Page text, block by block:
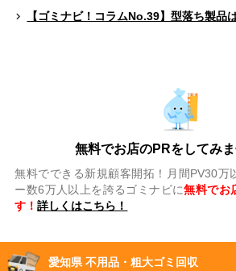
【ゴミナビ！コラムNo.39】型落ち製品は買い取っても
無料でお店のPRをしてみ
無料でできる新規顧客開拓！月間PV30万
ー数6万人以上を誇るゴミナビに無料でお
す！詳しくはこちら！
愛知県 不用品・粗大ゴミ回収